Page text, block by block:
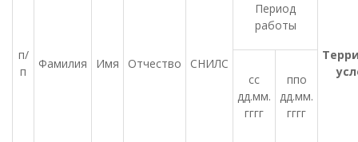
п/
п
Фамилия Имя Отчество СНИЛС
Период
работы
сс
дд.мм.
гггг
ппо
дд.мм.
гггг